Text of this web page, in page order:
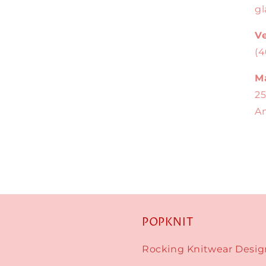
POPKNIT
Rocking Knitwear